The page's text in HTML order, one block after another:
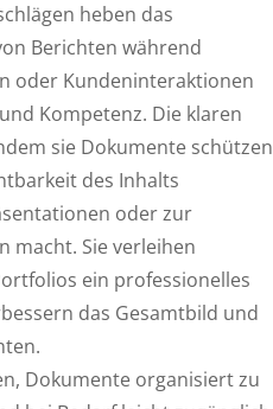
heben das
Berichten während
oder Kundeninteraktionen
Kompetenz. Die klaren
sie Dokumente schützen
des Inhalts
oder zur
macht. Sie verleihen
ein professionelles
das Gesamtbild und
Dokumente organisiert zu
L-Typ Klarsichtordner